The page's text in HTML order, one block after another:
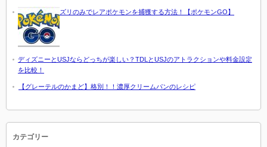
ズリのみでレアポケモンを捕獲する方法！【ポケモンGO】
ディズニーとUSJならどっちが楽しい？TDLとUSJのアトラクションや料金設定
を比較！
【グレーテルのかまど】格別！！濃厚クリームパンのレシピ
カテゴリー